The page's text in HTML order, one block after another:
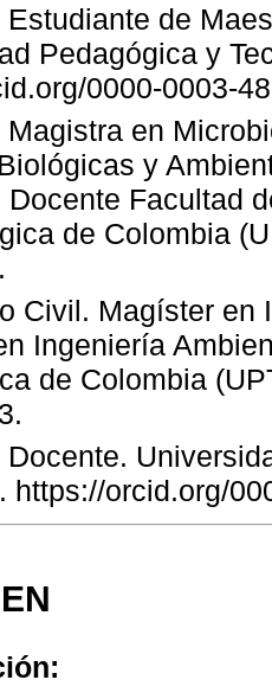
Estudiante de
Pedagógica y
0000-0003-
Magistra en
y
Docente Facultad
de Colombia
Civil. Magíster en
Ingeniería
de Colombia
Docente.
https://orcid.org/